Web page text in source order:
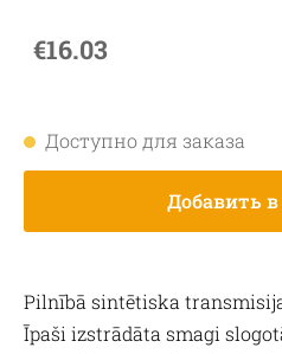
€16.03
Доступно для заказа
Добавить
Pilnībā sintētiska
Īpaši izstrādāta smagi